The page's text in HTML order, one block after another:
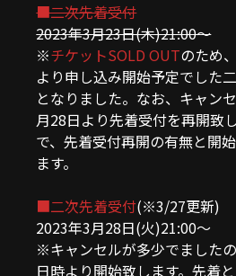
■二次先着受付
2023年3月23日(木)21:00〜
※チケットSOLD OUTのため
より申し込み開始予定でした
となりました。なお、キャン
月28日より先着受付を再開致
で、先着受付再開の有無と開
ます。
■二次先着受付(※3/27更新)
2023年3月28日(火)21:00〜
※キャンセルが多少でました
日時より開始致します。先着